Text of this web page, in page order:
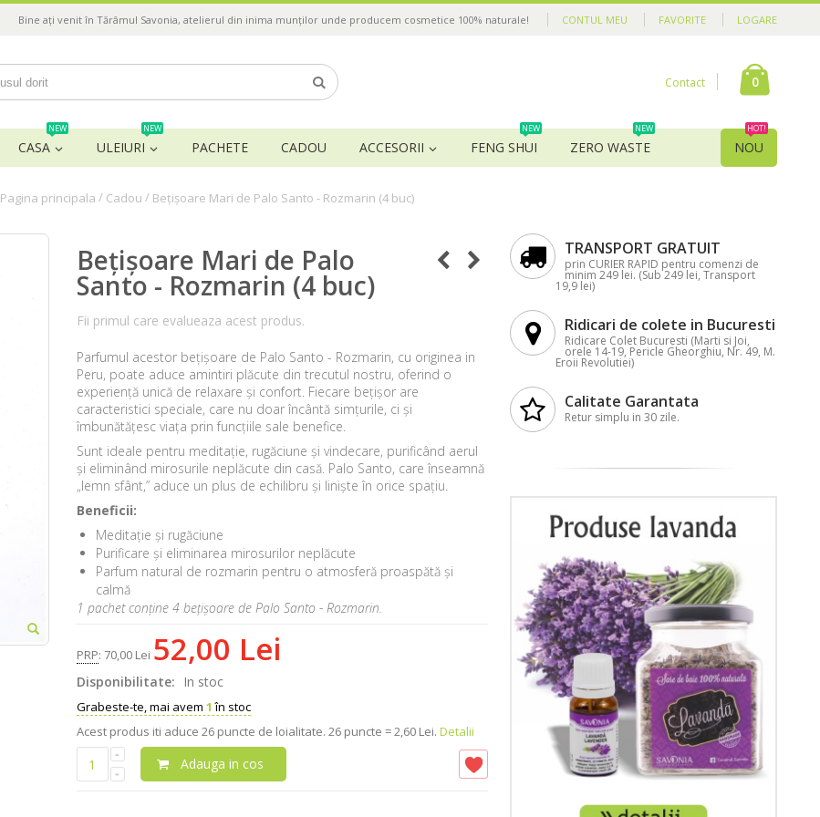
CONTUL MEU FAVORITE LOGARE
Bine ați venit în Tărâmul Savonia, atelierul din inima munților unde producem cosmetice 100% naturale!
Contact 0
CASA
NEW
ULEIURI
NEW
PACHETE CADOU ACCESORII FENG SHUI
NEW
ZERO WASTE
NEW
NOU
HOT!
Pagina principala / Cadou / Bețișoare Mari de Palo Santo - Rozmarin (4 buc)
Bețișoare Mari de Palo
Santo - Rozmarin (4 buc)
Fii primul care evalueaza acest produs.
Parfumul acestor bețișoare de Palo Santo - Rozmarin, cu originea in
Peru, poate aduce amintiri plăcute din trecutul nostru, oferind o
experiență unică de relaxare și confort. Fiecare bețișor are
caracteristici speciale, care nu doar încântă simțurile, ci și
îmbunătățesc viața prin funcțiile sale benefice.
Sunt ideale pentru meditație, rugăciune și vindecare, purificând aerul
și eliminând mirosurile neplăcute din casă. Palo Santo, care înseamnă
„lemn sfânt,” aduce un plus de echilibru și liniște în orice spațiu.
Beneficii:
Meditație și rugăciune
Purificare și eliminarea mirosurilor neplăcute
Parfum natural de rozmarin pentru o atmosferă proaspătă și
calmă
1 pachet conține 4 bețișoare de Palo Santo - Rozmarin.
PRP: 70,00 Lei 52,00 Lei
Disponibilitate: In stoc
Grabeste-te, mai avem 1 în stoc
Acest produs iti aduce 26puncte de loialitate. 26 puncte = 2,60 Lei. Detalii
Adauga in cos
TRANSPORT GRATUIT
prin CURIER RAPID pentru comenzi de
minim 249 lei. (Sub 249 lei, Transport
19,9 lei)
Ridicari de colete in Bucuresti
Ridicare Colet Bucuresti (Marti si Joi,
orele 14-19, Pericle Gheorghiu, Nr. 49, M.
Eroii Revolutiei)
Calitate Garantata
Retur simplu in 30 zile.